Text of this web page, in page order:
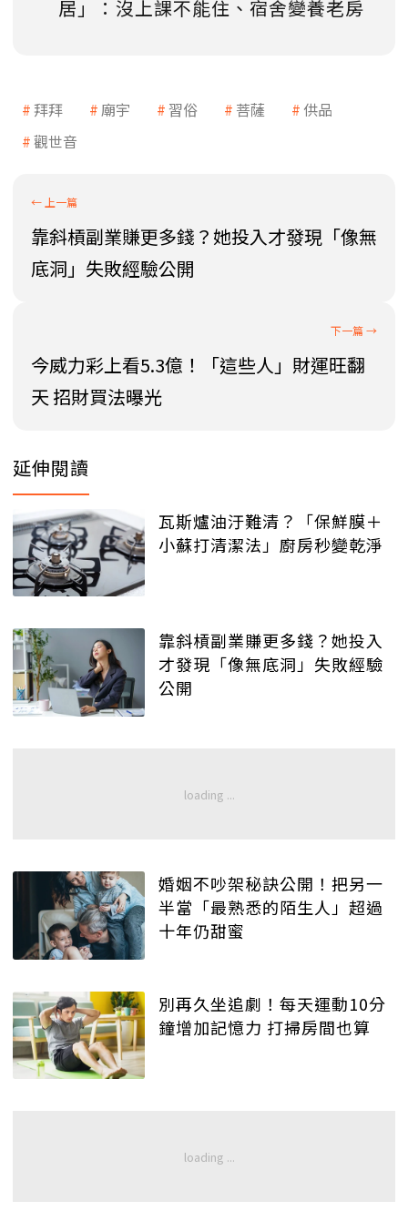
居」：沒上課不能住、宿舍變養老房
拜拜 廟宇 習俗 菩薩
供品
觀世音
靠斜槓副業賺更多錢？她投入才發現「像無
底洞」失敗經驗公開
今威力彩上看5.3億！「這些人」財運旺翻
天 招財買法曝光
延伸閱讀
瓦斯爐油汙難清？「保鮮膜＋
小蘇打清潔法」廚房秒變乾淨
靠斜槓副業賺更多錢？她投入
才發現「像無底洞」失敗經驗
公開
婚姻不吵架秘訣公開！把另一
半當「最熟悉的陌生人」超過
十年仍甜蜜
別再久坐追劇！每天運動10分
鐘增加記憶力 打掃房間也算